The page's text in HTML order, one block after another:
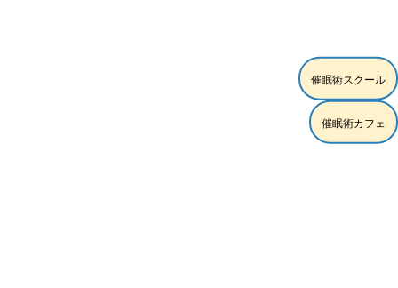
[%article_date_notime_dot%] [%new:New%]
催眠術スクール
催眠術カフェ